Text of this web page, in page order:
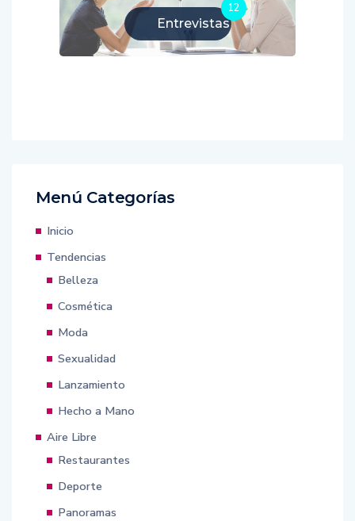
Entrevistas
12
Menú Categorías
Inicio
Tendencias
Belleza
Cosmética
Moda
Sexualidad
Lanzamiento
Hecho a Mano
Aire Libre
Restaurantes
Deporte
Panoramas